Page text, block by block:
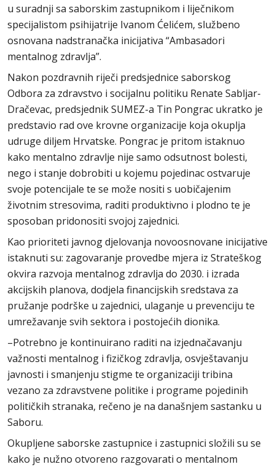
u suradnji sa saborskim zastupnikom i liječnikom
specijalistom psihijatrije Ivanom Ćelićem, službeno
osnovana nadstranačka inicijativa “Ambasadori
mentalnog zdravlja”.
Nakon pozdravnih riječi predsjednice saborskog
Odbora za zdravstvo i socijalnu politiku Renate Sabljar-
Dračevac, predsjednik SUMEZ-a Tin Pongrac ukratko je
predstavio rad ove krovne organizacije koja okuplja
udruge diljem Hrvatske. Pongrac je pritom istaknuo
kako mentalno zdravlje nije samo odsutnost bolesti,
nego i stanje dobrobiti u kojemu pojedinac ostvaruje
svoje potencijale te se može nositi s uobičajenim
životnim stresovima, raditi produktivno i plodno te je
sposoban pridonositi svojoj zajednici.
Kao prioriteti javnog djelovanja novoosnovane inicijative
istaknuti su: zagovaranje provedbe mjera iz Strateškog
okvira razvoja mentalnog zdravlja do 2030. i izrada
akcijskih planova, dodjela financijskih sredstava za
pružanje podrške u zajednici, ulaganje u prevenciju te
umrežavanje svih sektora i postojećih dionika.
–Potrebno je kontinuirano raditi na izjednačavanju
važnosti mentalnog i fizičkog zdravlja, osvještavanju
javnosti i smanjenju stigme te organizaciji tribina
vezano za zdravstvene politike i programe pojedinih
političkih stranaka, rečeno je na današnjem sastanku u
Saboru.
Okupljene saborske zastupnice i zastupnici složili su se
kako je nužno otvoreno razgovarati o mentalnom